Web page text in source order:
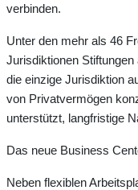
verbinden.
Unter den mehr als 46
Jurisdiktionen
die einzige Jurisdiktion
von Privatvermögen
unterstützt, langfristige
Das neue Business
Neben flexiblen